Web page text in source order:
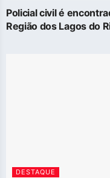
Policial civil é
Região dos Lagos do
DESTAQUE